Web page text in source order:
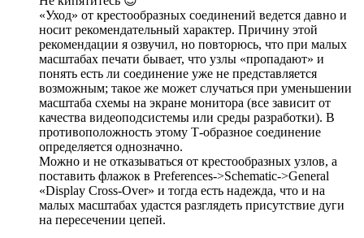
«Уход» от крестообразных соединений ведется давно и
носит рекомендательный характер. Причину этой
рекомендации я озвучил, но повторюсь, что при малых
масштабах печати бывает, что узлы «пропадают» и
понять есть ли соединение уже не представляется
возможным; такое же может случаться при уменьшении
масштаба схемы на экране монитора (все зависит от
качества видеоподсистемы или среды разработки). В
противоположность этому Т-образное соединение
определяется однозначно.
Можно и не отказываться от крестообразных узлов, а
поставить флажок в Preferences->Schematic->General
«Display Cross-Over» и тогда есть надежда, что и на
малых масштабах удастся разглядеть присутствие дуги
на пересечении цепей.